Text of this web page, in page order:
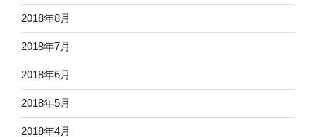
2018年8月
2018年7月
2018年6月
2018年5月
2018年4月